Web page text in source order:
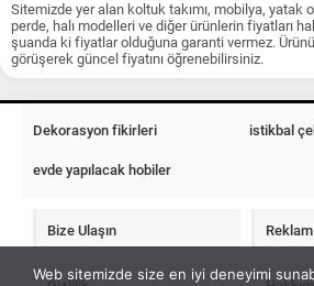
Sitemizde yer alan koltuk takımı, mobilya, yatak
perde, halı modelleri ve diğer ürünlerin fiyatları
şuanda ki fiyatlar olduğuna garanti vermez.
görüşerek güncel fiyatını öğrenebilirsiniz.
Dekorasyon fikirleri istikbal
evde yapılacak hobiler
Bize Ulaşın Reklam
Web sitemizde size en iyi deneyimi